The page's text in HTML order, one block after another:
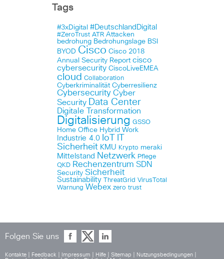
Tags
#3xDigital #DeutschlandDigital
#ZeroTrust ATR Attacken
bedrohung Bedrohungslage BSI
BYOD Cisco Cisco 2018
Annual Security Report cisco
cybersecurity CiscoLiveEMEA
cloud Collaboration
Cyberkriminalität Cyberresilienz
Cybersecurity Cyber
Security Data Center
Digitale Transformation
Digitalisierung GSSO
Home Office Hybrid Work
Industrie 4.0 IoT
Sicherheit KMU Krypto meraki
Mittelstand Netzwerk Pflege
QKD Rechenzentrum SDN
Security Sicherheit
Sustainability ThreatGrid VirusTotal
Warnung Webex zero trust
Folgen Sie uns
Kontakte Feedback Impressum Hilfe Sitemap Nutzungsbedingungen